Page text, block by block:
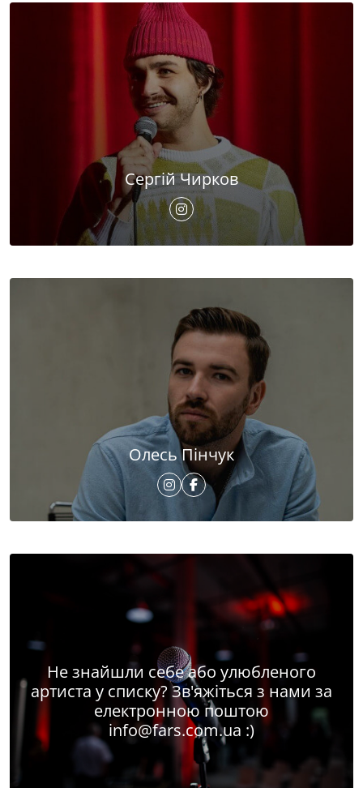
Сергій Чирков
Олесь Пінчук
Не знайшли себе або улюбленого
артиста у списку? Зв'яжіться з нами за
електронною поштою
info@fars.com.ua :)